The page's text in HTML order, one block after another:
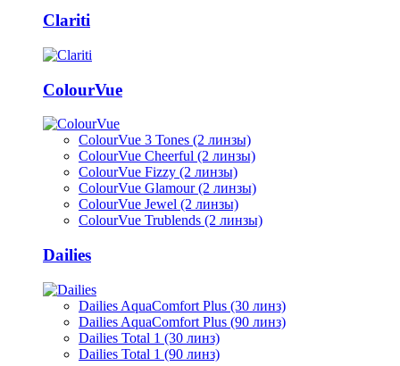
Clariti
ColourVue
ColourVue 3 Tones (2 линзы)
ColourVue Cheerful (2 линзы)
ColourVue Fizzy (2 линзы)
ColourVue Glamour (2 линзы)
ColourVue Jewel (2 линзы)
ColourVue Trublends (2 линзы)
Dailies
Dailies AquaComfort Plus (30 линз)
Dailies AquaComfort Plus (90 линз)
Dailies Total 1 (30 линз)
Dailies Total 1 (90 линз)